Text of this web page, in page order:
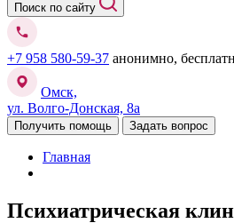
Поиск по сайту
+7 958 580-59-37 анонимно,
Омск,
ул. Волго-Донская, 8а
Получить помощь Задать вопрос
Главная
Психиатрическая